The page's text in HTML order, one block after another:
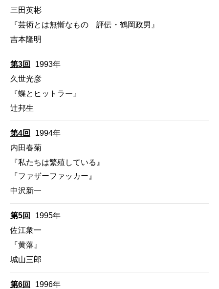
三田英彬
『芸術とは無慚なもの 評伝・鶴岡政男』
吉本隆明
第3回
1993年
久世光彦
『蝶とヒットラー』
辻邦生
第4回
1994年
内田春菊
『私たちは繁殖している』
『ファザーファッカー』
中沢新一
第5回
1995年
佐江衆一
『黄落』
城山三郎
第6回
1996年